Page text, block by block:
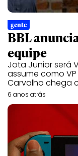
gente
BBL
equipe
Jota Junior será
assume como
Carvalho chega
6 anos atrás